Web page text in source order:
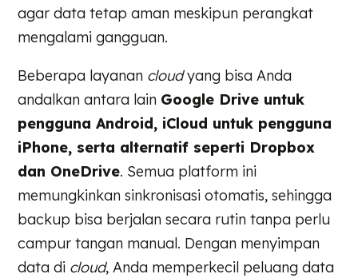
agar data tetap aman meskipun perangkat
mengalami gangguan.
Beberapa layanan cloudyang bisa Anda
andalkan antara lain Google Drive untuk
pengguna Android, iCloud untuk pengguna
iPhone, serta alternatif seperti Dropbox
dan OneDrive. Semua platform ini
memungkinkan sinkronisasi otomatis, sehingga
backup bisa berjalan secara rutin tanpa perlu
campur tangan manual. Dengan menyimpan
data di cloud, Anda memperkecil peluang data